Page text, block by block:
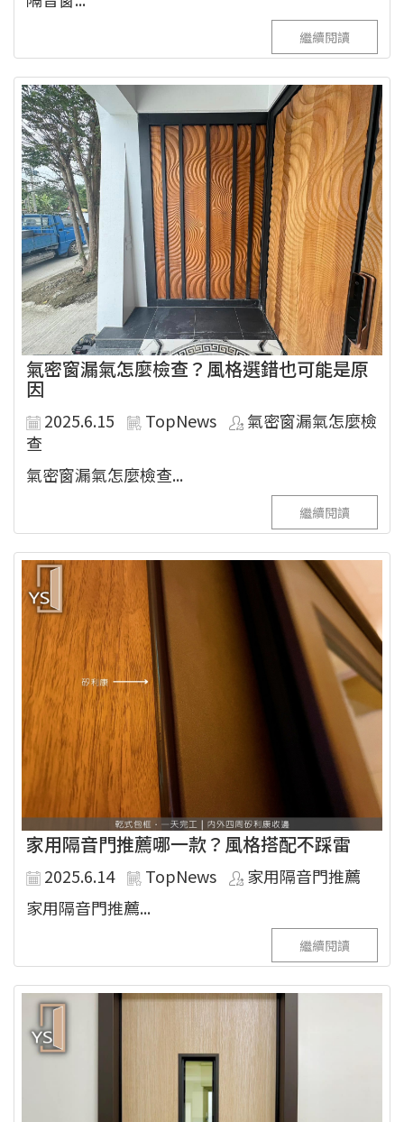
繼續閱讀
氣密窗漏氣怎麼檢查？風格選錯也可能是原
因
2025.6.15 TopNews
氣密窗漏氣怎麼檢
查
氣密窗漏氣怎麼檢查...
繼續閱讀
家用隔音門推薦哪一款？風格搭配不踩雷
2025.6.14 TopNews
家用隔音門推薦
家用隔音門推薦...
繼續閱讀